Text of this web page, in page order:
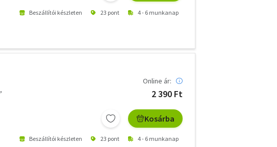
Beszállítói készleten 23 pont 4 - 6 munkanap
Online ár:
2 390 Ft
Kosárba
Beszállítói készleten 23 pont 4 - 6 munkanap